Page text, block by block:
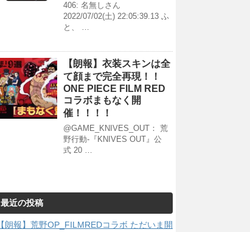
406: 名無しさん
2022/07/02(土) 22:05:39.13 ふ
と、 …
【朗報】衣装スキンは全
て顔まで完全再現！！
ONE PIECE FILM RED
コラボまもなく開
催！！！！
@GAME_KNIVES_OUT： 荒
野行動-『KNIVES OUT』公
式 20 …
最近の投稿
【朗報】荒野OP_FILMREDコラボ ただいま開